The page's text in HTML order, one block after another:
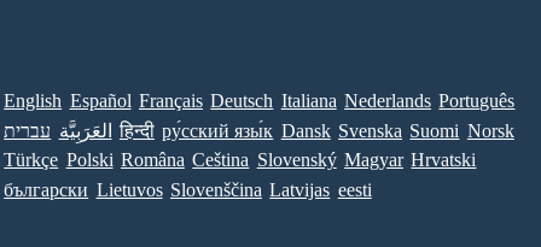
English Español Français Deutsch Italiana Nederlands Português
עברית العَرَبِيَّة हिन्दी ру́сский язы́к Dansk Svenska Suomi Norsk
Türkçe Polski Româna Ceština Slovenský Magyar Hrvatski
български Lietuvos Slovenščina Latvijas eesti